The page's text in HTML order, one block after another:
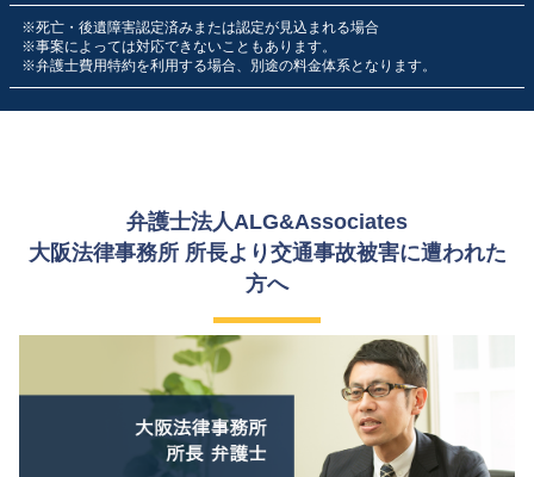
※死亡・後遺障害認定済みまたは認定が見込まれる場合
※事案によっては対応できないこともあります。
※弁護士費用特約を利用する場合、別途の料金体系となります。
弁護士法人ALG&Associates
大阪法律事務所 所長より交通事故被害に遭われた
方へ